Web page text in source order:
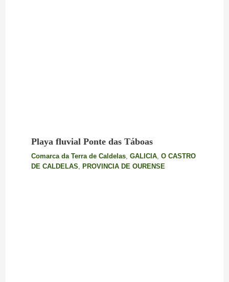
Playa fluvial Ponte das Táboas
Comarca da Terra de Caldelas, GALICIA, O CASTRO
DE CALDELAS
PROVINCIA DE OURENSE